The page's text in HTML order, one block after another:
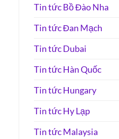
Tin tức Bồ Đào Nha
Tin tức Đan Mạch
Tin tức Dubai
Tin tức Hàn Quốc
Tin tức Hungary
Tin tức Hy Lạp
Tin tức Malaysia